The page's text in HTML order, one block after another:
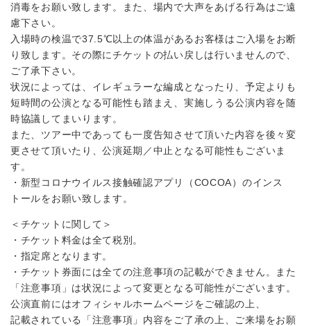
消毒をお願い致します。また、場内で大声をあげる行為はご遠
慮下さい。
入場時の検温で37.5℃以上の体温があるお客様はご入場をお断
り致します。その際にチケットの払い戻しは行いませんので、
ご了承下さい。
状況によっては、イレギュラーな編成となったり、予定よりも
短時間の公演となる可能性も踏まえ、実施しうる公演内容を随
時協議してまいります。
また、ツアー中であっても一度告知させて頂いた内容を後々変
更させて頂いたり、公演延期／中止となる可能性もございま
す。
・新型コロナウイルス接触確認アプリ（COCOA）のインス
トールをお願い致します。
＜チケットに関して＞
・チケット料金は全て税別。
・指定席となります。
・チケット券面には全ての注意事項の記載ができません。また
「注意事項」は状況によって変更となる可能性がございます。
公演直前にはオフィシャルホームページをご確認の上、
記載されている「注意事項」内容をご了承の上、ご来場をお願